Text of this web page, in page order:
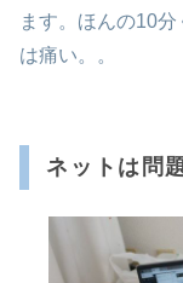
ます。ほんの10
は痛い。。
ネットは問